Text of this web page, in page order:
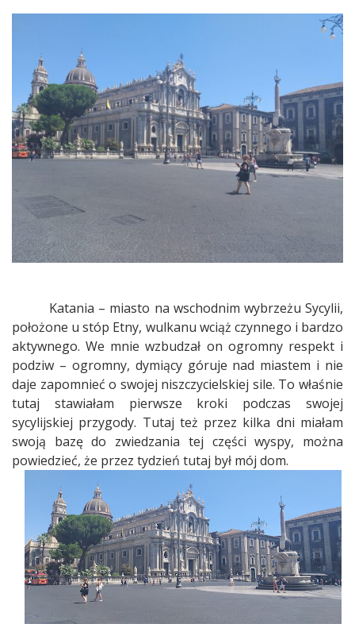
–
barokiem
Katania – miasto na wschodnim wybrzeżu Sycylii,
położone u stóp Etny, wulkanu wciąż czynnego i bardzo
aktywnego. We mnie wzbudzał on ogromny respekt i
podziw – ogromny, dymiący góruje nad miastem i nie
daje zapomnieć o swojej niszczycielskiej sile. To właśnie
tutaj stawiałam pierwsze kroki podczas swojej
sycylijskiej przygody. Tutaj też przez kilka dni miałam
swoją bazę do zwiedzania tej części wyspy, można
powiedzieć, że przez tydzień tutaj był mój dom.